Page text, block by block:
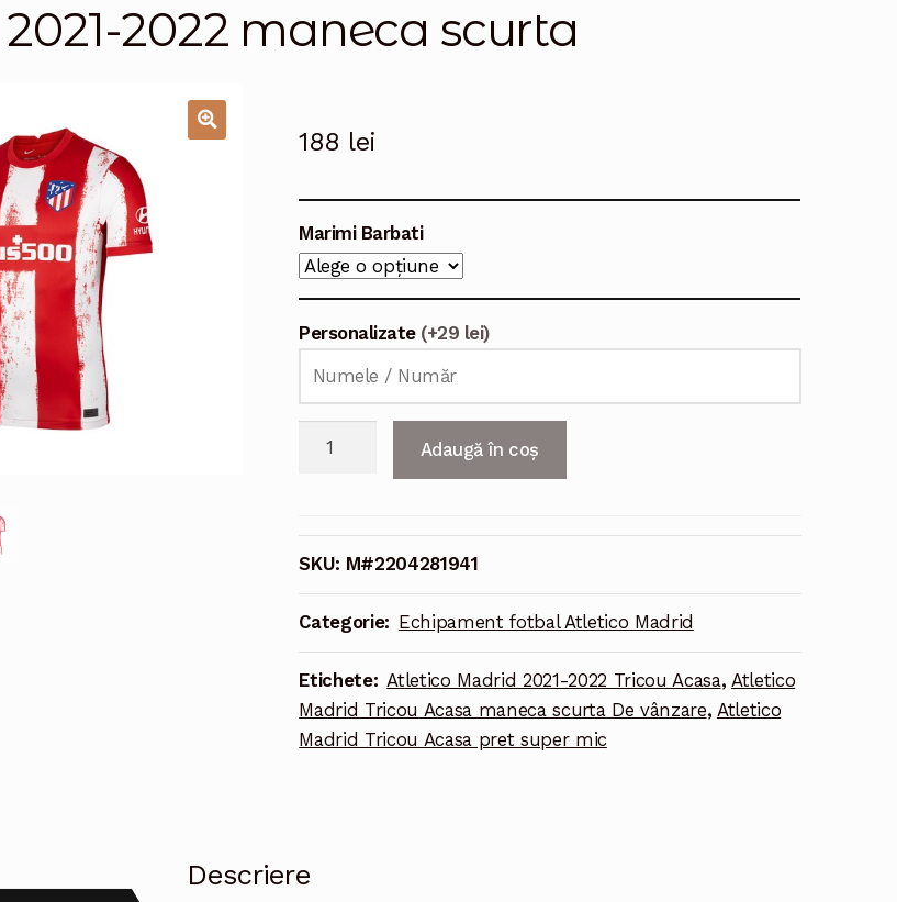
2022 maneca scurta
188 lei
Marimi Barbati
Personalizate (+29 lei)
Madrid
Acasa
2022
maneca
scurta
Adaugă în coș
SKU: M#2204281941
Categorie: Echipament fotbal Atletico Madrid
Etichete: Atletico Madrid 2021-2022 Tricou Acasa, Atletico
Madrid Tricou Acasa maneca scurta De vânzare, Atletico
Madrid Tricou Acasa pret super mic
Descriere